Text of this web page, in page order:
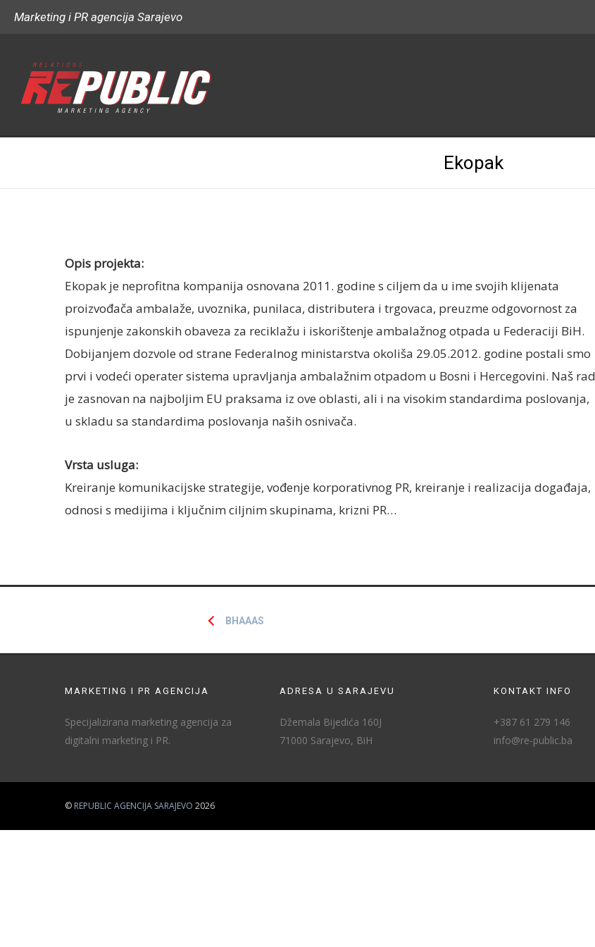
Marketing i PR agencija Sarajevo
Ekopak
Opis projekta:
Ekopak je neprofitna kompanija osnovana 2011. godine s ciljem da u ime svojih klijenata
proizvođača ambalaže, uvoznika, punilaca, distributera i trgovaca, preuzme odgovornost za
ispunjenje zakonskih obaveza za reciklažu i iskorištenje ambalažnog otpada u Federaciji BiH.
Dobijanjem dozvole od strane Federalnog ministarstva okoliša 29.05.2012. godine postali smo
prvi i vodeći operater sistema upravljanja ambalažnim otpadom u Bosni i Hercegovini. Naš rad
je zasnovan na najboljim EU praksama iz ove oblasti, ali i na visokim standardima poslovanja,
u skladu sa standardima poslovanja naših osnivača.
Vrsta usluga:
Kreiranje komunikacijske strategije, vođenje korporativnog PR, kreiranje i realizacija događaja,
odnosi s medijima i ključnim ciljnim skupinama, krizni PR…
BHAAAS
MARKETING I PR AGENCIJA
Specijalizirana marketing agencija za
digitalni marketing i PR.
ADRESA U SARAJEVU
Džemala Bijedića 160J
71000 Sarajevo, BiH
KONTAKT INFO
+387 61 279 146
info@re-public.ba
© REPUBLIC AGENCIJA SARAJEVO 2026